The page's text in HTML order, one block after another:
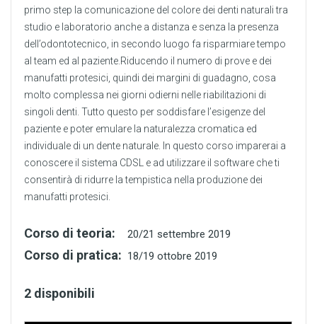
primo step la comunicazione del colore dei denti naturali tra
studio e laboratorio anche a distanza e senza la presenza
dell’odontotecnico, in secondo luogo fa risparmiare tempo
al team ed al paziente.Riducendo il numero di prove e dei
manufatti protesici, quindi dei margini di guadagno, cosa
molto complessa nei giorni odierni nelle riabilitazioni di
singoli denti. Tutto questo per soddisfare l’esigenze del
paziente e poter emulare la naturalezza cromatica ed
individuale di un dente naturale. In questo corso imparerai a
conoscere il sistema CDSL e ad utilizzare il software che ti
consentirà di ridurre la tempistica nella produzione dei
manufatti protesici.
Corso di teoria: 20/21 settembre 2019
Corso di pratica: 18/19 ottobre 2019
2 disponibili